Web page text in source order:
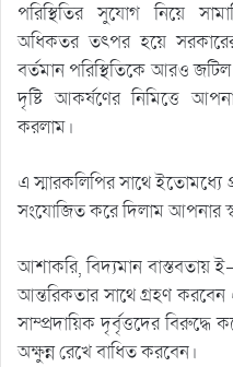
পরিস্থিতির সুযোগ নিয়ে
অধিকতর তৎপর হয়ে
বর্তমান পরিস্থিতিকে আরও
দৃষ্টি আকর্ষণের নিমিত্তে
করলাম।
এ স্মারকলিপির সাথে ইতোমধ্যে
সংযোজিত করে দিলাম আপনার
আশাকরি, বিদ্যমান বাস্তবতায়
আন্তরিকতার সাথে গ্রহণ করবেন
সাম্প্রদায়িক দৃর্বৃত্তদের
অক্ষুন্ন রেখে বাধিত করবেন।